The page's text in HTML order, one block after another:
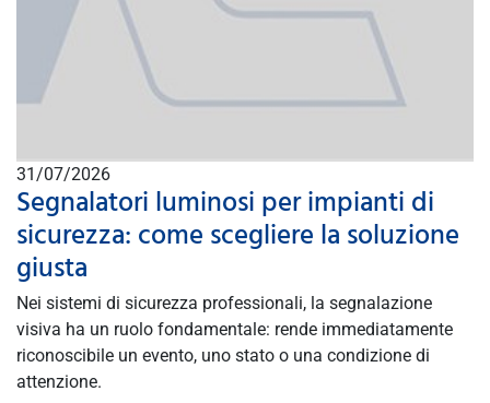
31/07/2026
Segnalatori luminosi per impianti di
sicurezza: come scegliere la soluzione
giusta
Nei sistemi di sicurezza professionali, la segnalazione
visiva ha un ruolo fondamentale: rende immediatamente
riconoscibile un evento, uno stato o una condizione di
attenzione.